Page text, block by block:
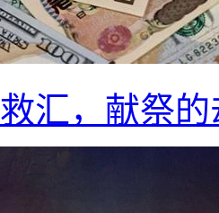
汇，献祭